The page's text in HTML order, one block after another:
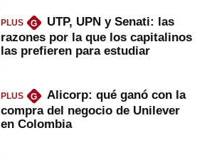
PLUS G
UTP, UPN y Senati: las
razones por la que los capitalinos
las prefieren para estudiar
PLUS G
Alicorp: qué ganó con la
compra del negocio de Unilever
en Colombia